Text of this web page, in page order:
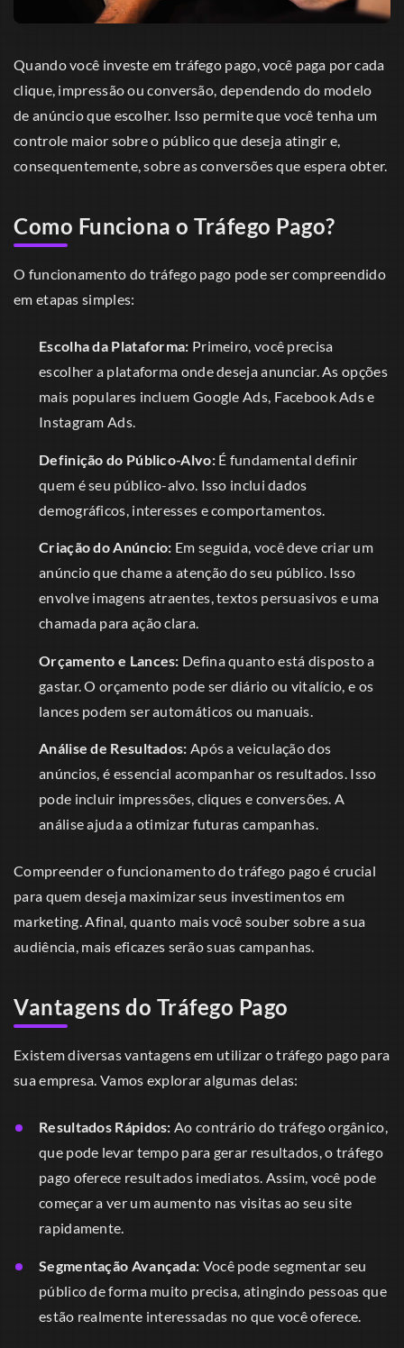
Quando você investe em tráfego pago, você paga por cada
clique, impressão ou conversão, dependendo do modelo
de anúncio que escolher. Isso permite que você tenha um
controle maior sobre o público que deseja atingir e,
consequentemente, sobre as conversões que espera obter.
Como Funciona o Tráfego Pago?
O funcionamento do tráfego pago pode ser compreendido
em etapas simples:
Escolha da Plataforma: Primeiro, você precisa
escolher a plataforma onde deseja anunciar. As opções
mais populares incluem Google Ads, Facebook Ads e
Instagram Ads.
Definição do Público-Alvo:É fundamental definir
quem é seu público-alvo. Isso inclui dados
demográficos, interesses e comportamentos.
Criação do Anúncio: Em seguida, você deve criar um
anúncio que chame a atenção do seu público. Isso
envolve imagens atraentes, textos persuasivos e uma
chamada para ação clara.
Orçamento e Lances: Defina quanto está disposto a
gastar. O orçamento pode ser diário ou vitalício, e os
lances podem ser automáticos ou manuais.
Análise de Resultados: Após a veiculação dos
anúncios, é essencial acompanhar os resultados. Isso
pode incluir impressões, cliques e conversões. A
análise ajuda a otimizar futuras campanhas.
Compreender o funcionamento do tráfego pago é crucial
para quem deseja maximizar seus investimentos em
marketing. Afinal, quanto mais você souber sobre a sua
audiência, mais eficazes serão suas campanhas.
Vantagens do Tráfego Pago
Existem diversas vantagens em utilizar o tráfego pago para
sua empresa. Vamos explorar algumas delas:
Resultados Rápidos: Ao contrário do tráfego orgânico,
que pode levar tempo para gerar resultados, o tráfego
pago oferece resultados imediatos. Assim, você pode
começar a ver um aumento nas visitas ao seu site
rapidamente.
Segmentação Avançada: Você pode segmentar seu
público de forma muito precisa, atingindo pessoas que
estão realmente interessadas no que você oferece.